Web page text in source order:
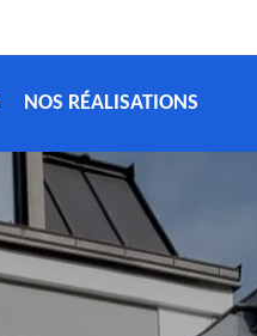
NOS RÉALISATIONS